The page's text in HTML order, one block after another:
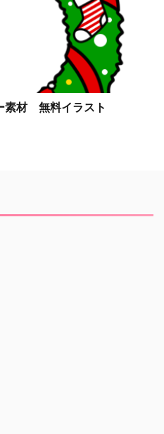
素材 無料イラスト